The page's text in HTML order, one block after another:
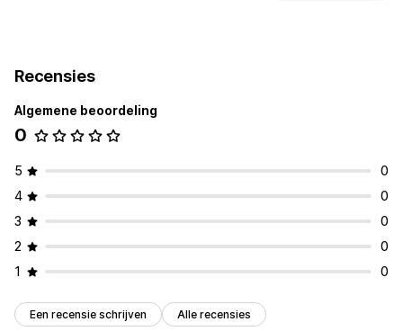
Meerdere locaties Planning
Tracking in realtime
Sms-meldingen ETAs Koerier volgen
Bewijs van bezorging
Recensies
Algemene beoordeling
0
5
0
4
0
3
0
2
0
1
0
Een recensie schrijven Alle recensies